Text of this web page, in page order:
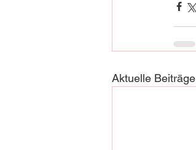
Aktuelle Beiträge